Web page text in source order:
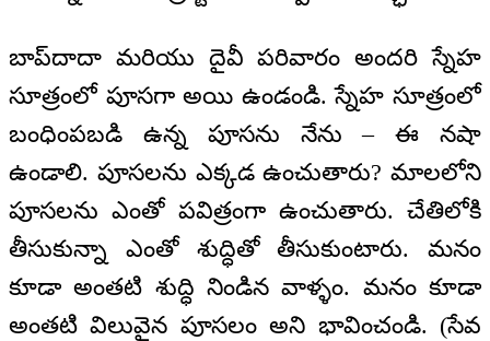
బాప్‌దాదా మరియు దైవీ పరివారం అందరి స్నేహ
సూత్రంలో పూసగా అయి ఉండండి. స్నేహ సూత్రంలో
బంధింపబడి ఉన్న పూసను నేను – ఈ నషా
ఉండాలి. పూసలను ఎక్కడ ఉంచుతారు? మాలలోని
పూసలను ఎంతో పవిత్రంగా ఉంచుతారు. చేతిలోకి
తీసుకున్నా ఎంతో శుద్ధితో తీసుకుంటారు. మనం
కూడా అంతటి శుద్ధి నిండిన వాళ్ళం. మనం కూడా
అంతటి విలువైన పూసలం అని భావించండి. (సేవ